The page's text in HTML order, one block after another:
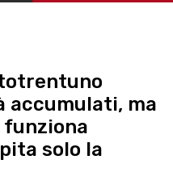
accumulati, ma
funziona
solo la